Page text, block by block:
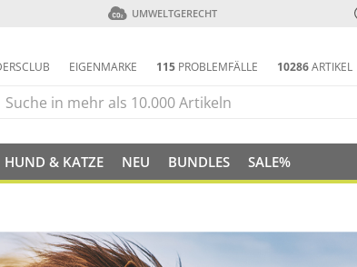
UMWELTGERECHT
EIGENMARKE 115 PROBLEMFÄLLE 10286ARTIKEL
HUND & KATZE NEU BUNDLES SALE%